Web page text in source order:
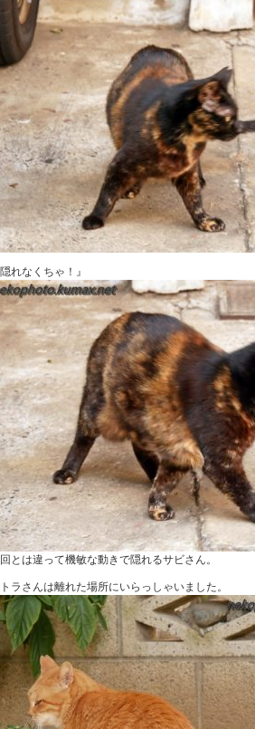
隠れなくちゃ！』
とは違って機敏な動きで隠れるサビさん。
ラさんは離れた場所にいらっしゃいました。